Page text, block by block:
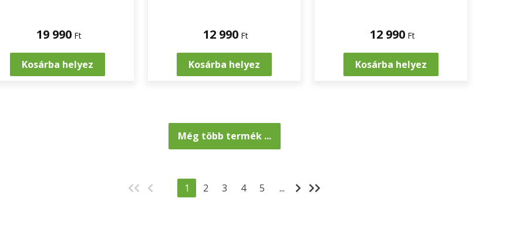
19 990 Ft
Kosárba helyez
12 990 Ft
Kosárba helyez
12 990 Ft
Kosárba helyez
Még több termék ...
1 2 3 4 5 ...